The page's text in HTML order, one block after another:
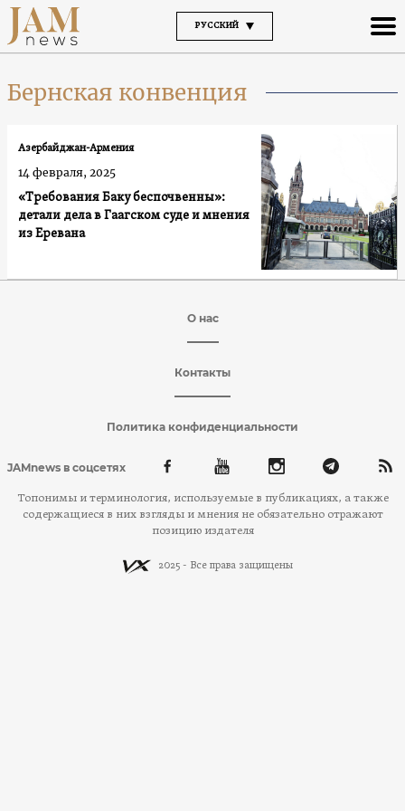
РУССКИЙ
Бернская конвенция
«Требования Баку беспочвенны»:
детали дела в Гаагском суде и мнения
из Еревана
Азербайджан-Армения
14 февраля, 2025
О нас
Контакты
Политика конфиденциальности
JAMnews в соцсетях
Топонимы и терминология, используемые в публикациях, а также
содержащиеся в них взгляды и мнения не обязательно отражают
позицию издателя
2025 - Все права защищены